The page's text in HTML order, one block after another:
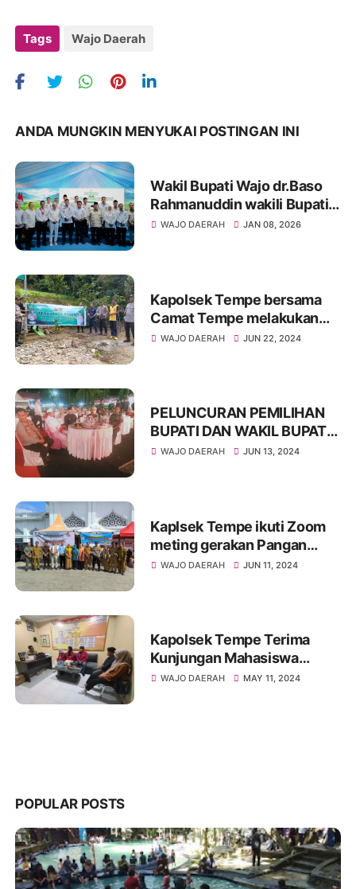
Tags Wajo Daerah
ANDA MUNGKIN MENYUKAI POSTINGAN INI
Wakil Bupati Wajo dr.Baso
Rahmanuddin wakili Bupati
terima Penghargan dari
WAJO DAERAH JAN 08, 2026
Kapolsek Tempe bersama
Camat Tempe melakukan
Penanaman Pohon
WAJO DAERAH JUN 22, 2024
PELUNCURAN PEMILIHAN
BUPATI DAN WAKIL BUPATI
KABUPATEN WAJO TAHUN
WAJO DAERAH JUN 13, 2024
Kaplsek Tempe ikuti Zoom
meting gerakan Pangan
Murah
WAJO DAERAH JUN 11, 2024
Kapolsek Tempe Terima
Kunjungan Mahasiswa
Universitas
WAJO DAERAH MAY 11, 2024
POPULAR POSTS